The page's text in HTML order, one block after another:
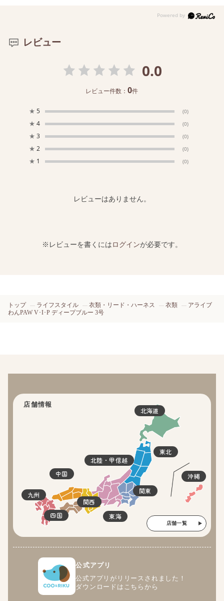
レビュー
0.0
レビュー件数：0件
★ 5 (0)
★ 4 (0)
★ 3 (0)
★ 2 (0)
★ 1 (0)
レビューはありません。
※レビューを書くにはログインが必要です。
トップ ライフスタイル 衣類・リード・ハーネス 衣類
アライブ
わんPAW V･I･P ディープブルー 3号
店舗情報
北海道
東北
関東
北陸・甲信越
東海
関西
四国
中国
九州
沖縄
店舗一覧
公式アプリ
公式アプリがリリースされました！
ダウンロードはこちらから